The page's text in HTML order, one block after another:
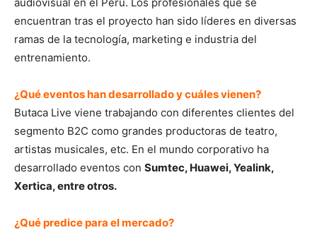
encuentran tras el proyecto han sido líderes en diversas
ramas de la tecnología, marketing e industria del
entrenamiento.
¿Qué eventos han desarrollado y cuáles vienen?
Butaca Live viene trabajando con diferentes clientes del
segmento B2C como grandes productoras de teatro,
artistas musicales, etc. En el mundo corporativo ha
desarrollado eventos con Sumtec, Huawei, Yealink,
Xertica, entre otros.
¿Qué predice para el mercado?